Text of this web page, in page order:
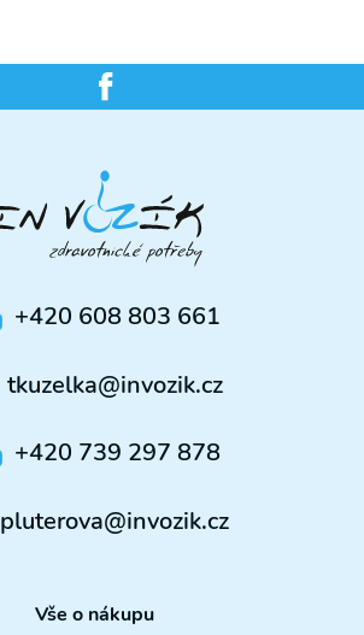
+420 608 803 661
tkuzelka@invozik.cz
+420 739 297 878
pluterova@invozik.cz
Vše o nákupu